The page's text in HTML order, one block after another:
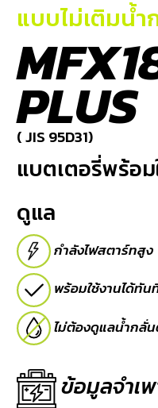
ข่าว
เเละ
กิจกรรม
ร่วม
งาน
กับ
เรา
ติดต่อ
เรา
E-
BUSINESS
แบบไม่เติมน้ำ
PLUS
( JIS 95D31)
แบตเตอรี่พร้อ
ดูแล
กำลังไฟสตาร์ทสูง
พร้อมใช้งานได้ทัน
ไม่ต้องดูแลน้ำกลั่
ข้อมูลจำเ